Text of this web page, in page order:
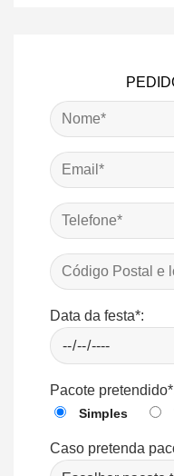
Data da festa*:
Pacote
Simples
Caso pretenda